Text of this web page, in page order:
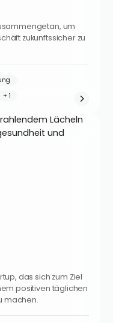
um
zukunftssicher zu
das sich zum Ziel
positiven täglichen
machen.